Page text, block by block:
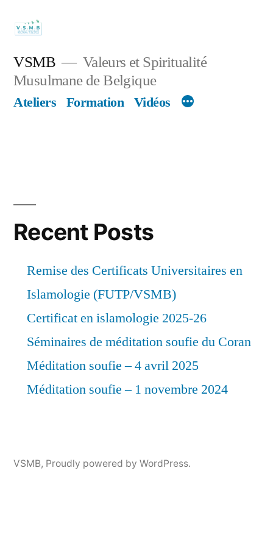
content
VSMB
Valeurs et Spiritualité
Musulmane de Belgique
Ateliers Formation Vidéos
Recent Posts
Remise des Certificats Universitaires en
Islamologie (FUTP/VSMB)
Certificat en islamologie 2025-26
Séminaires de méditation soufie du Coran
Méditation soufie – 4 avril 2025
Méditation soufie – 1 novembre 2024
VSMB, Proudly powered by WordPress.